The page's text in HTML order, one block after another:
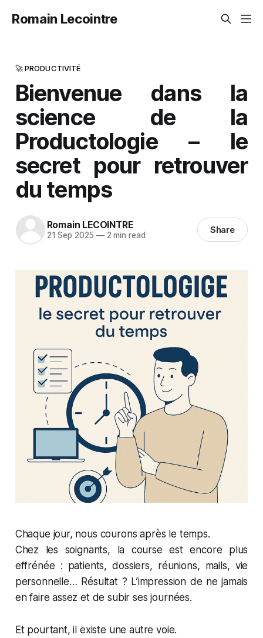
Romain Lecointre
🚀 PRODUCTIVITÉ
Bienvenue dans la
science de la
Productologie – le
secret pour retrouver
du temps
Romain LECOINTRE
21 Sep 2025 —2 min read Share
Chaque jour, nous courons après le temps.
Chez les soignants, la course est encore plus
effrénée : patients, dossiers, réunions, mails, vie
personnelle… Résultat ? L’impression de ne jamais
en faire assez et de subir ses journées.
Et pourtant, il existe une autre voie.